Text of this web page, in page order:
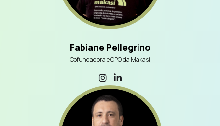
Fabiane Pellegrino
Cofundadora e CPO da Makasí